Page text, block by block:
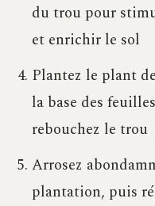
du trou pour
et enrichir le sol
Plantez le plant
la base des
rebouchez le trou
Arrosez
plantation, puis